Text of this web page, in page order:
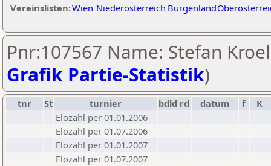
Vereinslisten:Wien Niederösterreich Burgenland
Pnr:107567 Name: Stefan
Grafik Partie-Statistik)
tnr St turnier bdld rd datum f
K
Elozahl per 01.01.2006
Elozahl per 01.07.2006
Elozahl per 01.01.2007
Elozahl per 01.07.2007